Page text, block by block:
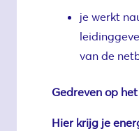
je werkt
van de
Gedreven op
Hier krijg je